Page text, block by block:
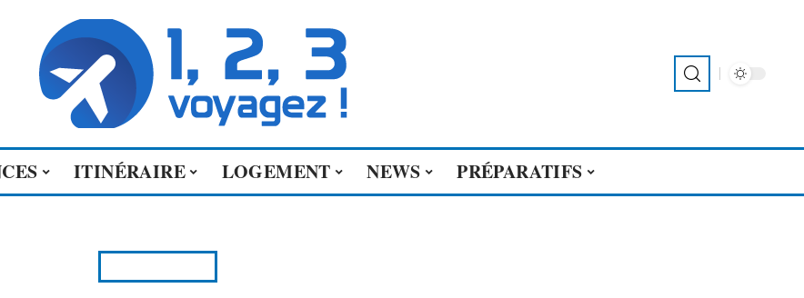
ITINÉRAIRE LOGEMENT NEWS PRÉPARATIFS